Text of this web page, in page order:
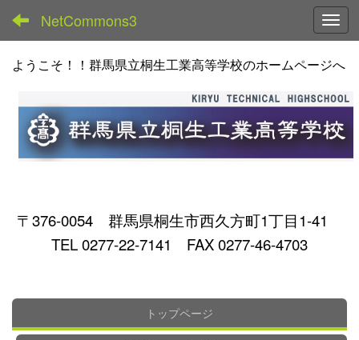
NetCommons3
ようこそ！！群馬県立桐生工業高等学校のホームページへ
〒376-0054 群馬県桐生市西久方町1丁目1-41
TEL 0277-22-7141 FAX 0277-46-4703
トップページ